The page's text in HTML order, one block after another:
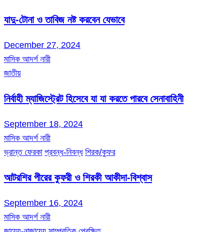
যাদু-টোনা ও তাবিজ নষ্ট করবেন যেভাবে
December 27, 2024
মাসিক আদর্শ নারী
জাতীয়
নির্বাহী ম্যাজিস্ট্রেট হিসেবে যা যা করতে পারবে সেনাবাহিনী
September 18, 2024
মাসিক আদর্শ নারী
ভ্রান্ত ফেরকা প্রবন্ধ-নিবন্ধ শিরক/কুফর
আটরশির পীরের কুফরী ও শিরকী আকীদা-বিশ্বাস
September 16, 2024
মাসিক আদর্শ নারী